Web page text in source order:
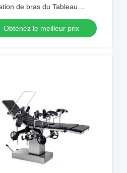
de bras du Tableau
chirurgicale SUS304 C
Obtenez le meilleur prix